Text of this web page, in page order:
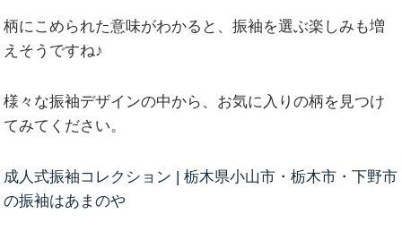
柄にこめられた意味がわかると、振袖を選ぶ楽しみも増
えそうですね♪
様々な振袖デザインの中から、お気に入りの柄を見つけ
てみてください。
成人式振袖コレクション | 栃木県小山市・栃木市・下野市
の振袖はあまのや